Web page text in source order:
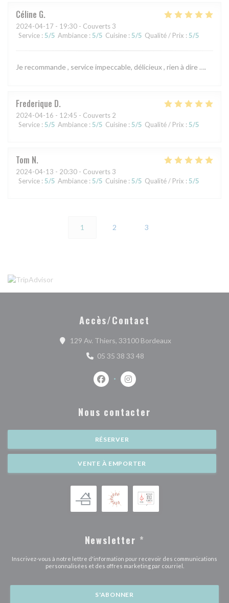
Céline G
2024-04-17 - 19:30 - Couverts 3
Service : 5/5 Ambiance : 5/5 Cuisine : 5/5 Qualité / Prix : 5/5
Je recommande , service impeccable, délicieux , rien à dire ….
Frederique D
2024-04-16 - 12:45 - Couverts 2
Service : 5/5 Ambiance : 5/5 Cuisine : 5/5 Qualité / Prix : 5/5
Tom N
2024-04-13 - 20:30 - Couverts 3
Service : 5/5 Ambiance : 5/5 Cuisine : 5/5 Qualité / Prix : 5/5
1 2 3
Accès/Contact
129 Av. Thiers, 33100 Bordeaux((ouvre une
05 35 38 33 48
Facebook ((ouvre une nouvelle
Instagram ((ouvre une
Nous contacter
RÉSERVER
VENTE À EMPORTER
Newsletter *
Inscrivez-vous à notre lettre d'information pour recevoir des communications
personnalisées et des offres marketing par courriel.
S'ABONNER